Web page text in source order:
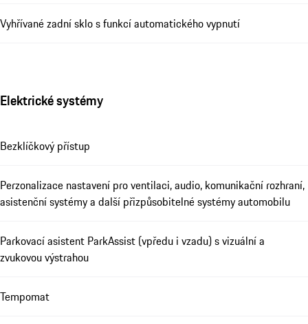
Vyhřívané zadní sklo s funkcí automatického vypnutí
Elektrické systémy
Bezklíčkový přístup
Perzonalizace nastavení pro ventilaci, audio, komunikační rozhraní,
asistenční systémy a další přizpůsobitelné systémy automobilu
Parkovací asistent ParkAssist (vpředu i vzadu) s vizuální a
zvukovou výstrahou
Tempomat